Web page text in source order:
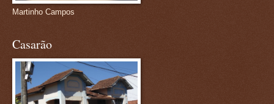
Martinho Campos
Casarão